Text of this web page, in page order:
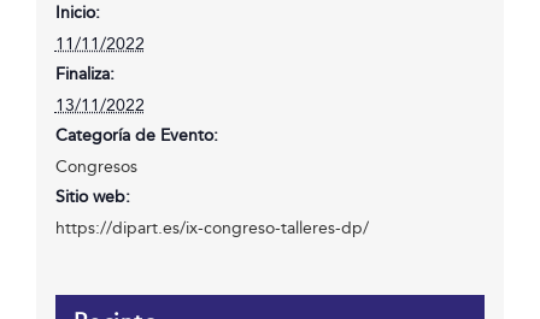
Inicio:
11/11/2022
Finaliza:
13/11/2022
Categoría de Evento:
Congresos
Sitio web:
https://dipart.es/ix-congreso-talleres-dp/